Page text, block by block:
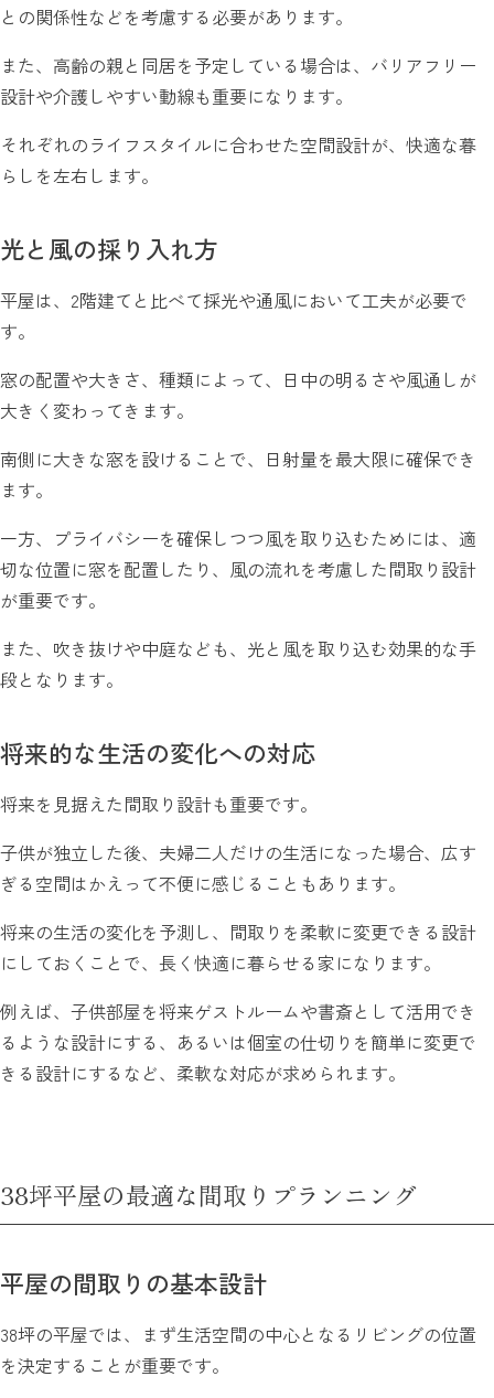
との関係性などを考慮する必要があります。
また、高齢の親と同居を予定している場合は、バリアフリー
設計や介護しやすい動線も重要になります。
それぞれのライフスタイルに合わせた空間設計が、快適な暮
らしを左右します。
光と風の採り入れ方
平屋は、2階建てと比べて採光や通風において工夫が必要で
す。
窓の配置や大きさ、種類によって、日中の明るさや風通しが
大きく変わってきます。
南側に大きな窓を設けることで、日射量を最大限に確保でき
ます。
一方、プライバシーを確保しつつ風を取り込むためには、適
切な位置に窓を配置したり、風の流れを考慮した間取り設計
が重要です。
また、吹き抜けや中庭なども、光と風を取り込む効果的な手
段となります。
将来的な生活の変化への対応
将来を見据えた間取り設計も重要です。
子供が独立した後、夫婦二人だけの生活になった場合、広す
ぎる空間はかえって不便に感じることもあります。
将来の生活の変化を予測し、間取りを柔軟に変更できる設計
にしておくことで、長く快適に暮らせる家になります。
例えば、子供部屋を将来ゲストルームや書斎として活用でき
るような設計にする、あるいは個室の仕切りを簡単に変更で
きる設計にするなど、柔軟な対応が求められます。
38坪平屋の最適な間取りプランニング
平屋の間取りの基本設計
38坪の平屋では、まず生活空間の中心となるリビングの位置
を決定することが重要です。